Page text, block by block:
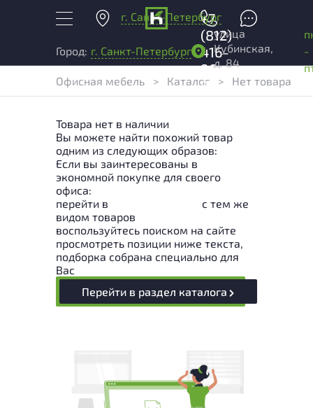
г. Санкт-Петербург
+7
(812)
416-
96-
99
Город: г. Санкт-Петербург
улица
Кубинская,
д. 84
-
Офисная мебель
> Каталог > Нет товара
Товара нет в наличии
Вы можете найти похожий товар
одним из следующих образов:
Если вы заинтересованы в
экономной покупке для своего
офиса:
перейти в
с тем же
видом товаров
воспользуйтесь поиском на сайте
просмотреть позиции ниже текста,
подборка собрана специально для
Вас
Перейти в раздел каталога